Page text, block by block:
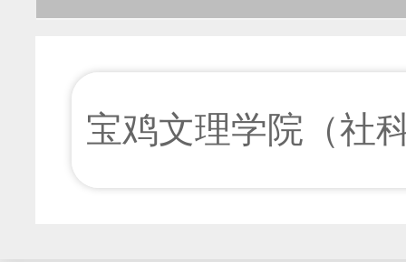
宝鸡文理学院（社